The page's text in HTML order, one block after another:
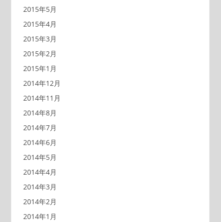
2015年5月
2015年4月
2015年3月
2015年2月
2015年1月
2014年12月
2014年11月
2014年8月
2014年7月
2014年6月
2014年5月
2014年4月
2014年3月
2014年2月
2014年1月